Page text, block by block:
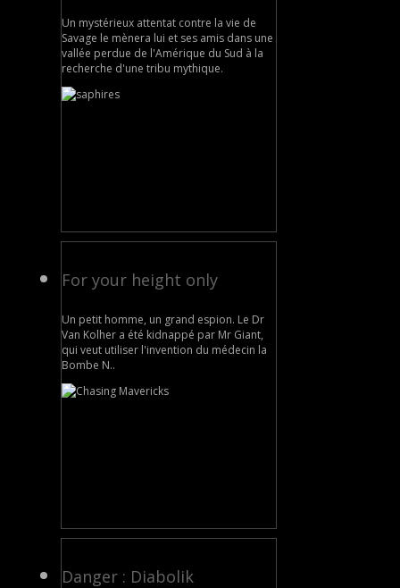
Un mystérieux attentat contre la vie de
Savage le mènera lui et ses amis dans une
vallée perdue de l'Amérique du Sud à la
recherche d'une tribu mythique.
For your height only
Un petit homme, un grand espion. Le Dr
Van Kolher a été kidnappé par Mr Giant,
qui veut utiliser l'invention du médecin la
Bombe N..
Danger : Diabolik